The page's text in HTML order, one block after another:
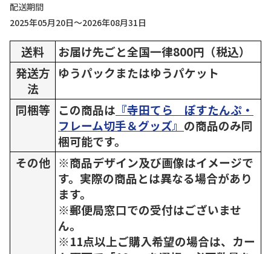
配送期間
2025年05月20日～2026年08月31日
送料
お届け先ごと全国一律800円（税込）
発送方
法
ゆうパックまたはゆうパケット
同梱等 この商品は 『寺田てら ぽすたんぷ・
フレーム切手＆グッズ』 の商品のみ同
梱可能です。
その他 ※商品デザイン及び画像はイメージで
す。実際の商品とは異なる場合があり
ます。
※郵便局窓口での受付はございませ
ん。
※11点以上ご購入希望の場合は、カー